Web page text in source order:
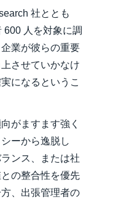
(English)社ととも
600 人を対象に調
業が彼らの重要
させていかなけ
になるというこ
がますます強く
ーから逸脱し
ンス、または社
の整合性を優先
、出張管理者の